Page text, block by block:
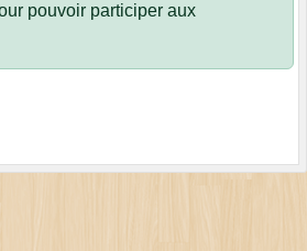
pouvoir participer aux